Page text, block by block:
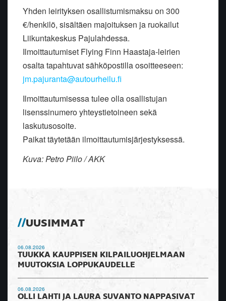
Yhden leirityksen osallistumismaksu on 300
€/henkilö, sisältäen majoituksen ja ruokailut
Liikuntakeskus Pajulahdessa.
Ilmoittautumiset Flying Finn Haastaja-leirien
osalta tapahtuvat sähköpostilla osoitteeseen:
jm.pajuranta@autourheilu.fi
Ilmoittautumisessa tulee olla osallistujan
lisenssinumero yhteystietoineen sekä
laskutusosoite.
Paikat täytetään ilmoittautumisjärjestyksessä.
Kuva: Petro Piilo / AKK
UUSIMMAT
06.08.2026
TUUKKA KAUPPISEN KILPAILUOHJELMAAN
MUUTOKSIA LOPPUKAUDELLE
06.08.2026
OLLI LAHTI JA LAURA SUVANTO NAPPASIVAT